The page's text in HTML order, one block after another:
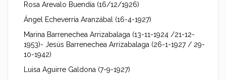
Rosa Arevalo Buendía (16/12/1926)
Ángel Echeverría Aranzábal (16-4-1927)
Marina Barrenechea Arrizabalaga (13-11-1924 /21-12-
1953)- Jesús Barrenechea Arrizabalaga (26-1-1927 / 29-
10-1942)
Luisa Aguirre Galdona (7-9-1927)